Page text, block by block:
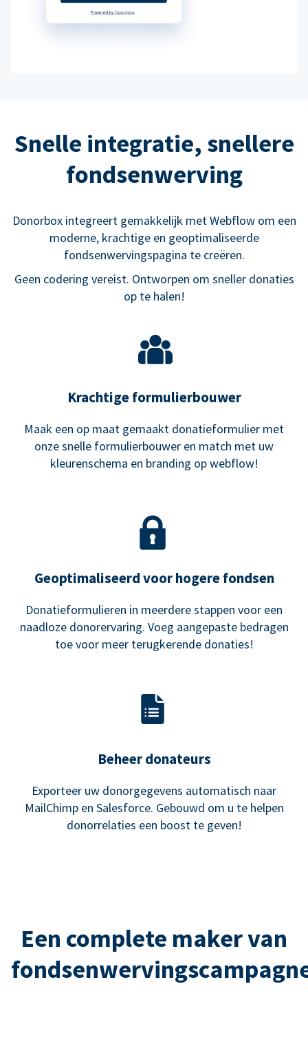
Snelle integratie, snellere
fondsenwerving
Donorbox integreert gemakkelijk met Webflow om een
moderne, krachtige en geoptimaliseerde
fondsenwervingspagina te creëren.
Geen codering vereist. Ontworpen om sneller donaties
op te halen!
Krachtige formulierbouwer
Maak een op maat gemaakt donatieformulier met
onze snelle formulierbouwer en match met uw
kleurenschema en branding op webflow!
Geoptimaliseerd voor hogere fondsen
Donatieformulieren in meerdere stappen voor een
naadloze donorervaring. Voeg aangepaste bedragen
toe voor meer terugkerende donaties!
Beheer donateurs
Exporteer uw donorgegevens automatisch naar
MailChimp en Salesforce. Gebouwd om u te helpen
donorrelaties een boost te geven!
Een complete maker van